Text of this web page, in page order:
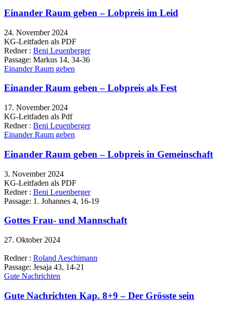
Einander Raum geben – Lobpreis im Leid
24. November 2024
KG-Leitfaden als PDF
Redner : Beni Leuenberger
Passage: Markus 14, 34-36
Einander Raum geben
Einander Raum geben – Lobpreis als Fest
17. November 2024
KG-Leitfaden als Pdf
Redner : Beni Leuenberger
Einander Raum geben
Einander Raum geben – Lobpreis in Gemeinschaft
3. November 2024
KG-Leitfaden als PDF
Redner : Beni Leuenberger
Passage: 1. Johannes 4, 16-19
Gottes Frau- und Mannschaft
27. Oktober 2024
Redner : Roland Aeschimann
Passage: Jesaja 43, 14-21
Gute Nachrichten
Gute Nachrichten Kap. 8+9 – Der Grösste sein